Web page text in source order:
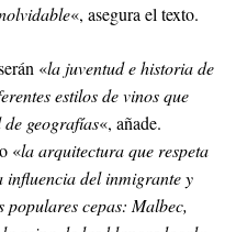
«, asegura el texto.
«la juventud e historia de
estilos de vinos que
geografías«, añade.
«la arquitectura que respeta
influencia del inmigrante y
populares cepas: Malbec,